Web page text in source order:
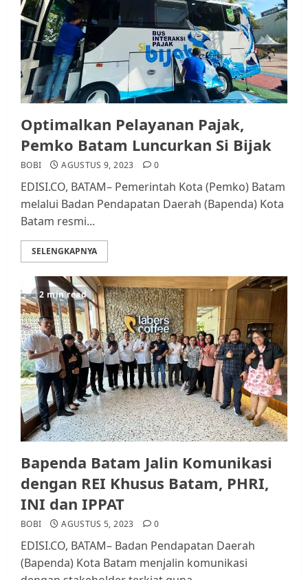
Optimalkan Pelayanan Pajak,
Pemko Batam Luncurkan Si Bijak
BOBI AGUSTUS 9, 2023 0
EDISI.CO, BATAM– Pemerintah Kota (Pemko) Batam
melalui Badan Pendapatan Daerah (Bapenda) Kota
Batam resmi...
SELENGKAPNYA
2 min read
Bapenda Batam Jalin Komunikasi
dengan REI Khusus Batam, PHRI,
INI dan IPPAT
BOBI AGUSTUS 5, 2023 0
EDISI.CO, BATAM– Badan Pendapatan Daerah
(Bapenda) Kota Batam menjalin komunikasi